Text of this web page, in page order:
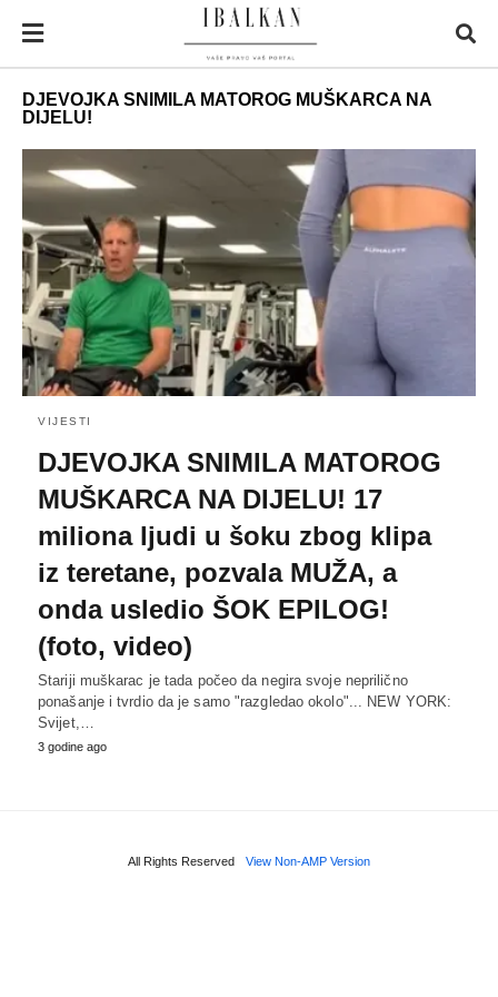
DJEVOJKA SNIMILA MATOROG MUŠKARCA NA
DIJELU!
VIJESTI
DJEVOJKA SNIMILA MATOROG
MUŠKARCA NA DIJELU! 17
miliona ljudi u šoku zbog klipa
iz teretane, pozvala MUŽA, a
onda usledio ŠOK EPILOG!
(foto, video)
Stariji muškarac je tada počeo da negira svoje neprilično
ponašanje i tvrdio da je samo "razgledao okolo"... NEW YORK:
Svijet,…
3 godine ago
All Rights Reserved View Non-AMP Version